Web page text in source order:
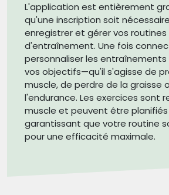
L'application est entièrement
qu'une inscription soit
enregistrer et gérer vos routines
d'entraînement. Une fois
personnaliser les
vos objectifs—qu'il s'agisse de
muscle, de perdre de la graisse
l'endurance. Les exercices sont
muscle et peuvent être planifiés
garantissant que votre routine
pour une efficacité maximale.